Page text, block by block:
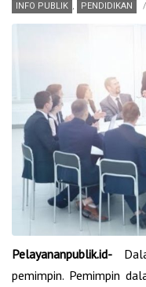
INFO PUBLIK , PENDIDIKAN /
Pelayananpublik.id-
pemimpin. Pemimpin